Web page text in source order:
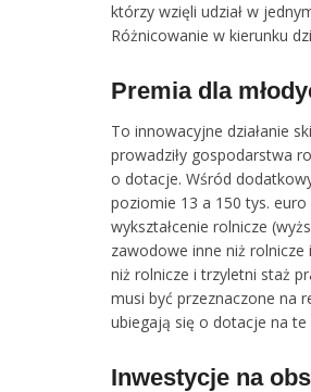
którzy wzięli udział w
Różnicowanie w kierunku
Premia dla
To innowacyjne działanie
prowadziły gospodarstwa
o dotacje. Wśród
poziomie 13 a 150 tys.
wykształcenie rolnicze
zawodowe inne niż
niż rolnicze i trzyletni staż
musi być przeznaczone na
ubiegają się o dotacje na te
Inwestycje na